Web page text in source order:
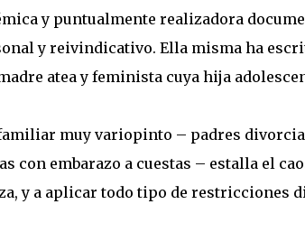
y puntualmente realizadora
y reivindicativo. Ella misma ha
atea y feminista cuya hija
muy variopinto – padres
con embarazo a cuestas – estalla el
y a aplicar todo tipo de restricciones